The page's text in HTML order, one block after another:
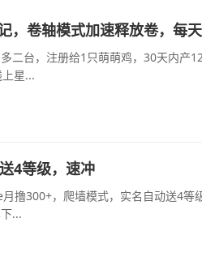
，卷轴模式加速释放卷，每
二台，注册给1只萌萌鸡，30天内产
星...
4等级，速冲
撸300+，爬墙模式，实名自动送4等
...